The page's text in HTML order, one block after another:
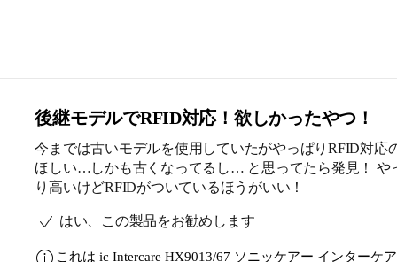
後継モデルでRFID対応！欲しかったやつ！
今までは古いモデルを使用していたがやっぱりRFID対応
ほしい…しかも古くなってるし… と思ってたら発見！ や
り高いけどRFIDがついているほうがいい！
はい、この製品をお勧めします
これはic Intercare HX9013/67 ソニッケアー インターケ